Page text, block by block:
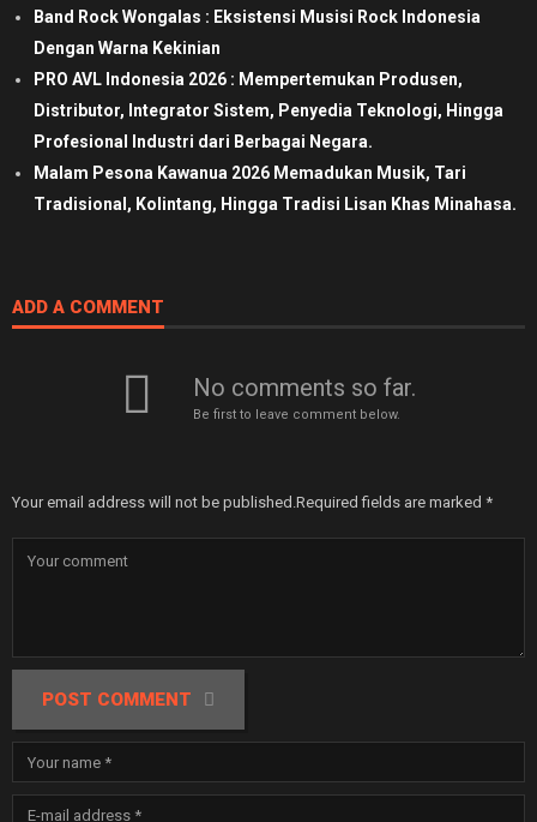
Band Rock Wongalas : Eksistensi Musisi Rock Indonesia
Dengan Warna Kekinian
PRO AVL Indonesia 2026 : Mempertemukan Produsen,
Distributor, Integrator Sistem, Penyedia Teknologi, Hingga
Profesional Industri dari Berbagai Negara.
Malam Pesona Kawanua 2026 Memadukan Musik, Tari
Tradisional, Kolintang, Hingga Tradisi Lisan Khas Minahasa.
ADD A COMMENT
No comments so far.
Be first to leave comment below.
Your email address will not be published.Required fields are marked *
POST COMMENT